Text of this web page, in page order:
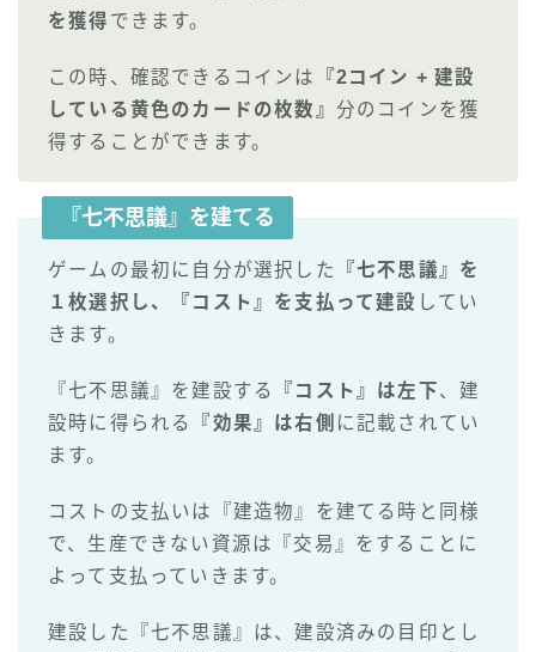
を獲得 できます。
この時、確認できるコインは
『2コイン + 建設
している黄色のカードの枚数』 分のコインを獲
得することができます。
『七不思議』を建てる
ゲームの最初に自分が選択した
『七不思議』を
１枚選択し、『コスト』を支払って建設 してい
きます。
『七不思議』を建設する 『コスト』は左下、建
設時に得られる
『効果』は右側 に記載されてい
ます。
コストの支払いは『建造物』を建てる時と同様
で、生産できない資源は『交易』をすることに
よって支払っていきます。
建設した『七不思議』は、建設済みの目印とし